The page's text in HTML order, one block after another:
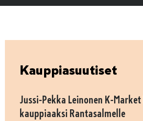
Kauppiasuutiset
Jussi-Pekka Leinonen K-
kauppiaaksi Rantasalmelle